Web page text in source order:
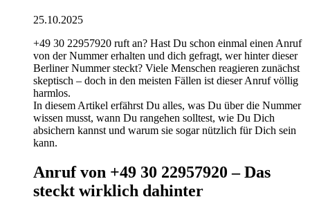
25.10.2025
+49 30 22957920 ruft an? Hast Du schon einmal einen Anruf
von der Nummer erhalten und dich gefragt, wer hinter dieser
Berliner Nummer steckt? Viele Menschen reagieren zunächst
skeptisch – doch in den meisten Fällen ist dieser Anruf völlig
harmlos.
In diesem Artikel erfährst Du alles, was Du über die Nummer
wissen musst, wann Du rangehen solltest, wie Du Dich
absichern kannst und warum sie sogar nützlich für Dich sein
kann.
Anruf von +49 30 22957920 – Das
steckt wirklich dahinter